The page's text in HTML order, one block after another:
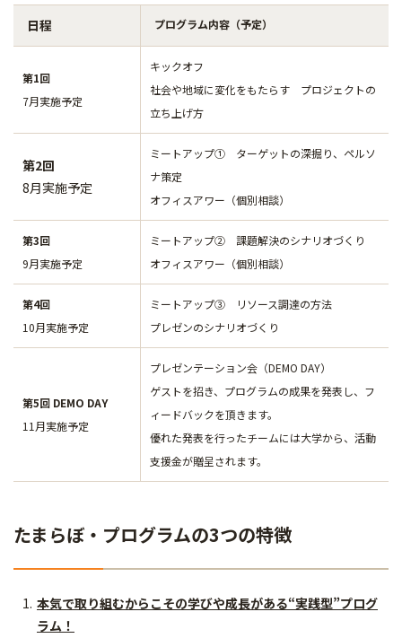
日程 プログラム内容（予定）
第1回
7月実施予定
キックオフ
社会や地域に変化をもたらす プロジェクトの
立ち上げ方
第2回
8月実施予定
ミートアップ① ターゲットの深掘り、ペルソ
ナ策定
オフィスアワー（個別相談）
第3回
9月実施予定
ミートアップ② 課題解決のシナリオづくり
オフィスアワー（個別相談）
第4回
10月実施予定
ミートアップ③ リソース調達の方法
プレゼンのシナリオづくり
第5回 DEMO DAY
11月実施予定
プレゼンテーション会（DEMO DAY）
ゲストを招き、プログラムの成果を発表し、フ
ィードバックを頂きます。
優れた発表を行ったチームには大学から、活動
支援金が贈呈されます。
たまらぼ・プログラムの3つの特徴
本気で取り組むからこその学びや成長がある“実践型”プログ
ラム！